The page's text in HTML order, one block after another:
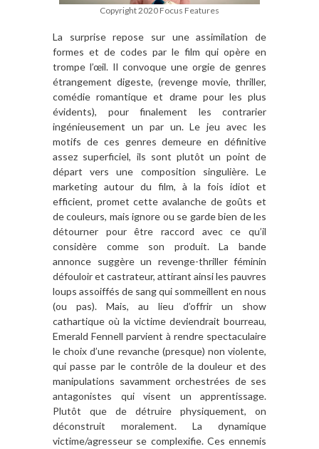
Copyright 2020 Focus Features
La surprise repose sur une assimilation de
formes et de codes par le film qui opère en
trompe l’œil. Il convoque une orgie de genres
étrangement digeste, (revenge movie, thriller,
comédie romantique et drame pour les plus
évidents), pour finalement les contrarier
ingénieusement un par un. Le jeu avec les
motifs de ces genres demeure en définitive
assez superficiel, ils sont plutôt un point de
départ vers une composition singulière. Le
marketing autour du film, à la fois idiot et
efficient, promet cette avalanche de goûts et
de couleurs, mais ignore ou se garde bien de les
détourner pour être raccord avec ce qu’il
considère comme son produit. La bande
annonce suggère un revenge-thriller féminin
défouloir et castrateur, attirant ainsi les pauvres
loups assoiffés de sang qui sommeillent en nous
(ou pas). Mais, au lieu d’offrir un show
cathartique où la victime deviendrait bourreau,
Emerald Fennell parvient à rendre spectaculaire
le choix d’une revanche (presque) non violente,
qui passe par le contrôle de la douleur et des
manipulations savamment orchestrées de ses
antagonistes qui visent un apprentissage.
Plutôt que de détruire physiquement, on
déconstruit moralement. La dynamique
victime/agresseur se complexifie. Ces ennemis